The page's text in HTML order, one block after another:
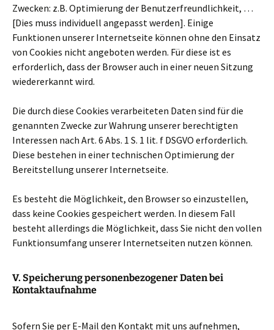
Zwecken: z.B. Optimierung der Benutzerfreundlichkeit, …
[Dies muss individuell angepasst werden]. Einige
Funktionen unserer Internetseite können ohne den Einsatz
von Cookies nicht angeboten werden. Für diese ist es
erforderlich, dass der Browser auch in einer neuen Sitzung
wiedererkannt wird.
Die durch diese Cookies verarbeiteten Daten sind für die
genannten Zwecke zur Wahrung unserer berechtigten
Interessen nach Art. 6 Abs. 1 S. 1 lit. f DSGVO erforderlich.
Diese bestehen in einer technischen Optimierung der
Bereitstellung unserer Internetseite.
Es besteht die Möglichkeit, den Browser so einzustellen,
dass keine Cookies gespeichert werden. In diesem Fall
besteht allerdings die Möglichkeit, dass Sie nicht den vollen
Funktionsumfang unserer Internetseiten nutzen können.
V. Speicherung personenbezogener Daten bei
Kontaktaufnahme
Sofern Sie per E-Mail den Kontakt mit uns aufnehmen,